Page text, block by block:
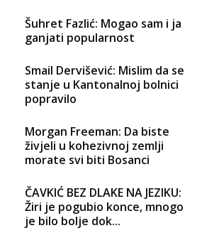
Šuhret Fazlić: Mogao sam i ja
ganjati popularnost
Smail Dervišević: Mislim da se
stanje u Kantonalnoj bolnici
popravilo
Morgan Freeman: Da biste
živjeli u kohezivnoj zemlji
morate svi biti Bosanci
ČAVKIĆ BEZ DLAKE NA JEZIKU:
Žiri je pogubio konce, mnogo
je bilo bolje dok...